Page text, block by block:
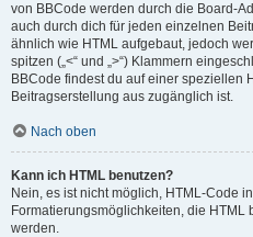
von BBCode werden durch die Board-
auch durch dich für jeden einzelnen
ähnlich wie HTML aufgebaut, jedoch
spitzen („<“ und „>“) Klammern
BBCode findest du auf einer speziellen
Beitragserstellung aus zugänglich ist.
Nach oben
Kann ich HTML benutzen?
Nein, es ist nicht möglich, HTML-Code
Formatierungsmöglichkeiten, die
werden.